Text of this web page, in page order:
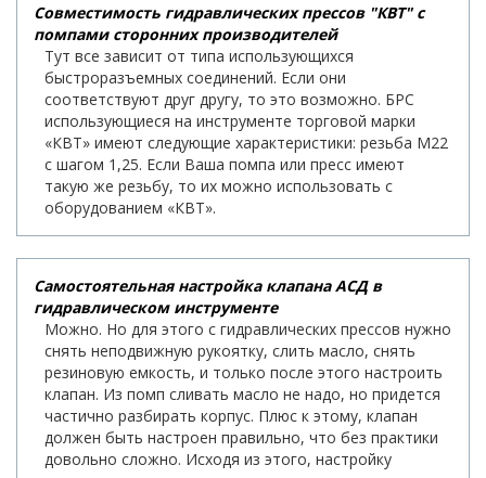
Совместимость гидравлических прессов "КВТ" с
помпами сторонних производителей
Тут все зависит от типа использующихся
быстроразъемных соединений. Если они
соответствуют друг другу, то это возможно. БРС
использующиеся на инструменте торговой марки
«КВТ» имеют следующие характеристики: резьба М22
с шагом 1,25. Если Ваша помпа или пресс имеют
такую же резьбу, то их можно использовать с
оборудованием «КВТ».
Самостоятельная настройка клапана АСД в
гидравлическом инструменте
Можно. Но для этого с гидравлических прессов нужно
снять неподвижную рукоятку, слить масло, снять
резиновую емкость, и только после этого настроить
клапан. Из помп сливать масло не надо, но придется
частично разбирать корпус. Плюс к этому, клапан
должен быть настроен правильно, что без практики
довольно сложно. Исходя из этого, настройку